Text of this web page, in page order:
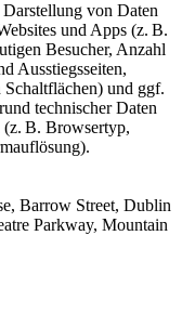
von Daten
und Apps (z. B.
Besucher, Anzahl
Ausstiegsseiten,
und ggf.
technischer Daten
(z. B. Browsertyp,
Barrow Street, Dublin
Parkway, Mountain